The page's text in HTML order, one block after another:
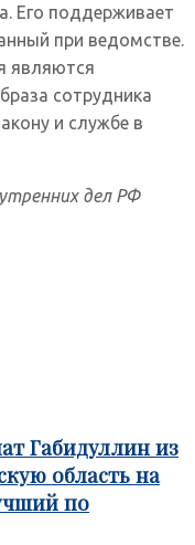
Его поддерживает
при ведомстве.
являются
сотрудника
и службе в
дел РФ
Габидуллин из
область на
по